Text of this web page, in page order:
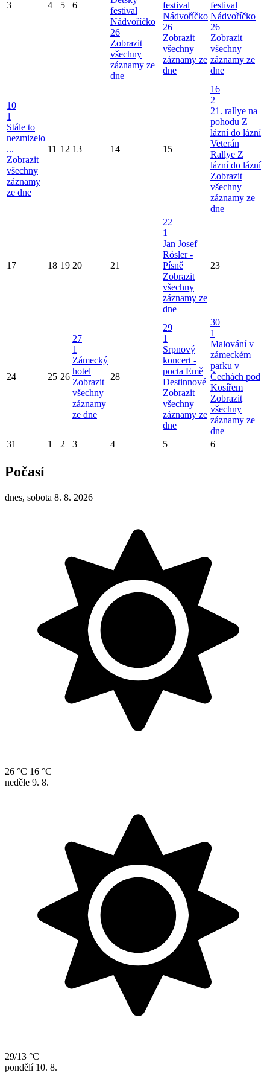
3 4 5 6
festival
Nádvoříčko
26
Zobrazit
všechny
záznamy ze
dne
festival
Nádvoříčko
26
Zobrazit
všechny
záznamy ze
dne
festival
Nádvoříčko
26
Zobrazit
všechny
záznamy ze
dne
10
1
Stále to
nezmizelo
...
Zobrazit
všechny
záznamy
ze dne
11 12 13 14 15
16
2
21. rallye na
pohodu Z
lázní do lázní
Veterán
Rallye Z
lázní do lázní
Zobrazit
všechny
záznamy ze
dne
17 18 19 20 21
22
1
Jan Josef
Rösler -
Písně
Zobrazit
všechny
záznamy ze
dne
23
24 25 26
27
1
Zámecký
hotel
Zobrazit
všechny
záznamy
ze dne
28
29
1
Srpnový
koncert -
pocta Emě
Destinnové
Zobrazit
všechny
záznamy ze
dne
30
1
Malování v
zámeckém
parku v
Čechách pod
Kosířem
Zobrazit
všechny
záznamy ze
dne
31
1 2 3 4 5 6
Počasí
dnes, sobota 8. 8. 2026
26 °C 16 °C
neděle 9. 8.
29/13 °C
pondělí 10. 8.